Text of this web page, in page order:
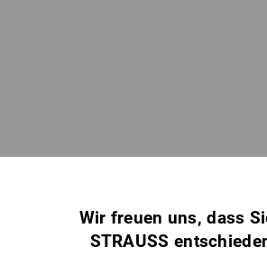
Wir freuen uns, dass
STRAUSS